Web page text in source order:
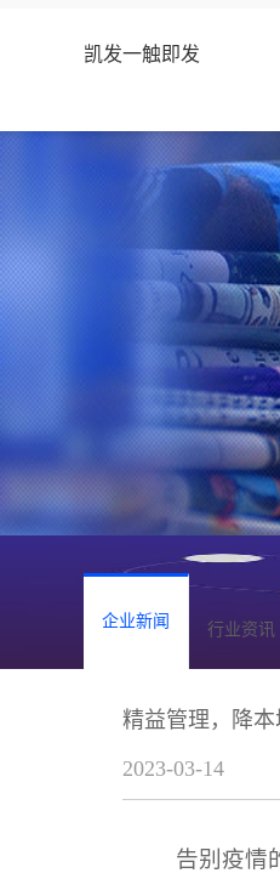
凯发一触即发
企业新闻 行业资讯
精益管理，降
2023-03-14
告别疫情